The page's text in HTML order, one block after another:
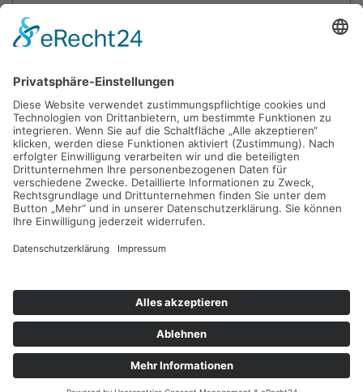
Kontakt
50968 Köln
0221-64005520
rainroellinghoff@aol.com
www.anwalt-scheidung.koeln
Region:
KÖLN
2026 © Mediation fördern e.V.